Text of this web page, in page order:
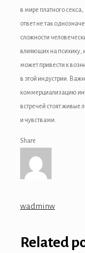
в мире платного
ответ не так
сложности
влияющих на психику,
может привести к
в этой индустрии.
коммерциализацию
встречей стоят
и чувствами.
Share
wadminw
Related